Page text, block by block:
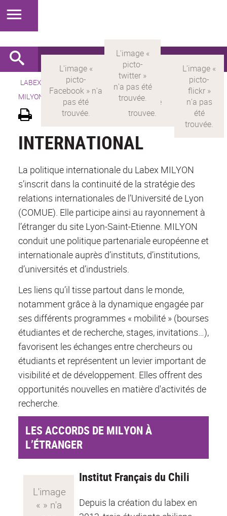
LABEX > LABEX MILYON Version française
MILYON > International
INTERNATIONAL
La politique internationale du Labex MILYON
s’inscrit dans la continuité de la stratégie des
relations internationales de l’Université de Lyon
(COMUE). Elle participe ainsi au rayonnement à
l’étranger du site Lyon-Saint-Etienne. MILYON
conduit une politique partenariale européenne et
internationale auprès d’instituts, d’institutions,
d’universités et d’industriels.
Les liens qu’il tisse partout dans le monde,
notamment grâce à la dynamique engagée par
ses différents programmes « mobilité » (bourses
étudiantes et de recherche, stages, invitations…),
favorisent les échanges entre chercheurs ou
étudiants et représentent un levier important de
visibilité et de développement. Elles offrent des
opportunités nouvelles en matière d'activités de
recherche.
LES ACCORDS DE MILYON À
L’ÉTRANGER
Institut Français du Chili
Depuis la création du labex en